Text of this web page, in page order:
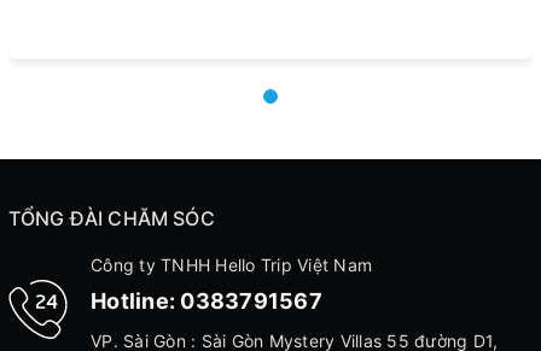
TỔNG ĐÀI CHĂM SÓC
Công ty TNHH Hello Trip Việt Nam
Hotline: 0383791567
VP. Sài Gòn : Sài Gòn Mystery Villas 55 đường D1,